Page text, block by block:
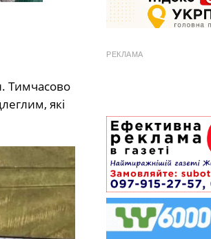
Тимчасово
які
РЕКЛАМА